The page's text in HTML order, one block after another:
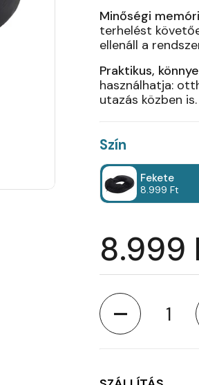
Minőségi
terhelést
ellenáll a
Praktikus,
használhatja:
utazás közben is.
Szín
Fekete
8.999 Ft
8.999
Mennyiség